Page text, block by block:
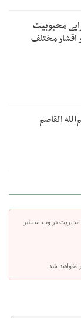
محبوبیت
اقشار مختلف
القاصم
در وب منتشر
نخواهد شد.